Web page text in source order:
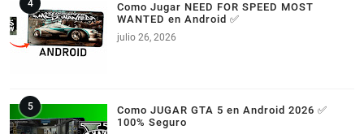
Como Jugar NEED FOR SPEED MOST
WANTED en Android ✅
julio 26, 2026
Como JUGAR GTA 5 en Android 2026 ✅
100% Seguro